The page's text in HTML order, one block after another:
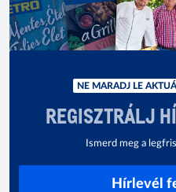
NE MARADJ LE
REGISZTRÁLJ
Ismerd meg a
Hírlevél